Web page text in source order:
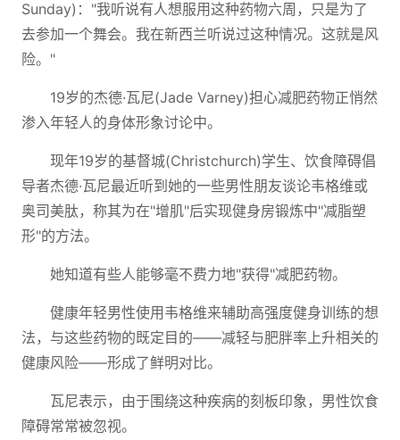
Sunday)："我听说有人想服用这种药物六周，只是为了
去参加一个舞会。我在新西兰听说过这种情况。这就是风
险。"
19岁的杰德·瓦尼(Jade Varney)担心减肥药物正悄然
渗入年轻人的身体形象讨论中。
现年19岁的基督城(Christchurch)学生、饮食障碍倡
导者杰德·瓦尼最近听到她的一些男性朋友谈论韦格维或
奥司美肽，称其为在"增肌"后实现健身房锻炼中"减脂塑
形"的方法。
她知道有些人能够毫不费力地"获得"减肥药物。
健康年轻男性使用韦格维来辅助高强度健身训练的想
法，与这些药物的既定目的——减轻与肥胖率上升相关的
健康风险——形成了鲜明对比。
瓦尼表示，由于围绕这种疾病的刻板印象，男性饮食
障碍常常被忽视。